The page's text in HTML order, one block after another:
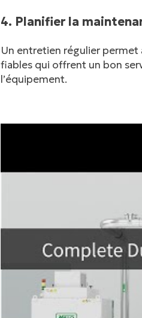
4. Planifier la
Un entretien régulier
fiables qui offrent un bon
l’équipement.